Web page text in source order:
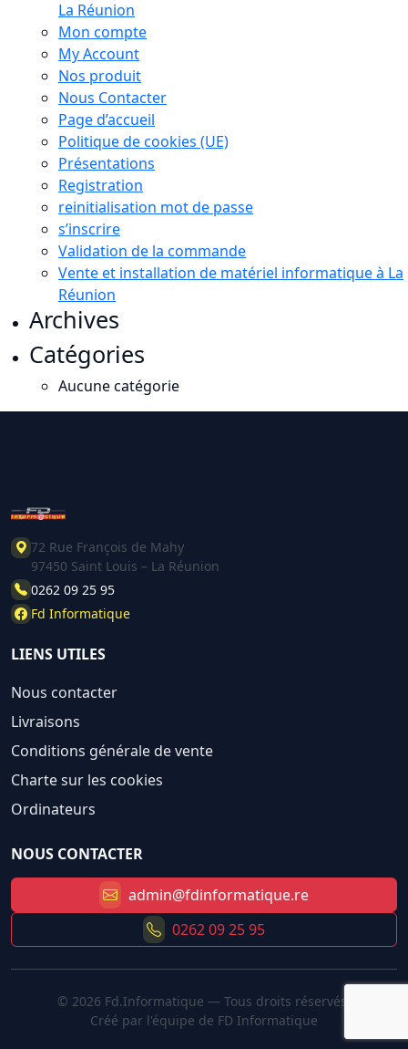
La Réunion
Mon compte
My Account
Nos produit
Nous Contacter
Page d’accueil
Politique de cookies (UE)
Présentations
Registration
reinitialisation mot de passe
s’inscrire
Validation de la commande
Vente et installation de matériel informatique à La
Réunion
Archives
Catégories
Aucune catégorie
72 Rue François de Mahy
97450 Saint Louis – La Réunion
0262 09 25 95
Fd Informatique
LIENS UTILES
Nous contacter
Livraisons
Conditions générale de vente
Charte sur les cookies
Ordinateurs
NOUS CONTACTER
admin@fdinformatique.re
0262 09 25 95
© 2026 Fd.Informatique — Tous droits réservés.
Créé par l'équipe de FD Informatique